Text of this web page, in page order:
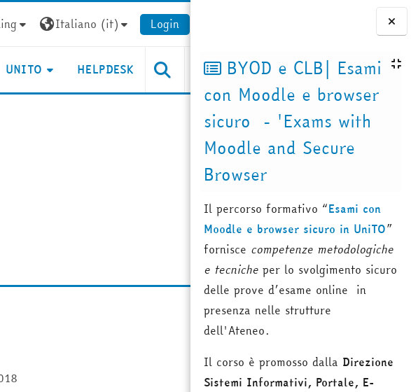
Blocchi
BYOD e CLB| Esami
con Moodle e browser
sicuro - 'Exams with
Moodle and Secure
Browser
Il percorso formativo “Esami con
Moodle e browser sicuro in UniTO”
fornisce competenze metodologiche
e tecniche per lo svolgimento sicuro
delle prove d’esame online in
presenza nelle strutture
dell'Ateneo.
Il corso è promosso dalla Direzione
Sistemi Informativi, Portale, E-
Italiano ‎(it)‎ Login
UNITO HELPDESK